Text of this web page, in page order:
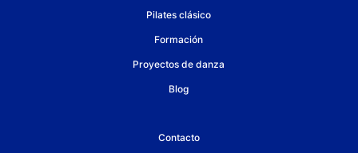
Pilates clásico
Formación
Proyectos de danza
Blog
Contacto